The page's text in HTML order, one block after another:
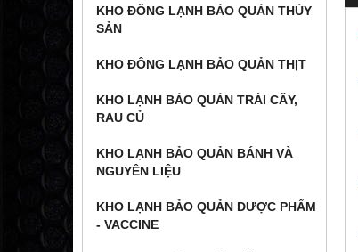
KHO ĐÔNG LẠNH BẢO QUẢN THỦY
SẢN
KHO ĐÔNG LẠNH BẢO QUẢN THỊT
KHO LẠNH BẢO QUẢN TRÁI CÂY,
RAU CỦ
KHO LẠNH BẢO QUẢN BÁNH VÀ
NGUYÊN LIỆU
KHO LẠNH BẢO QUẢN DƯỢC PHẨM
- VACCINE